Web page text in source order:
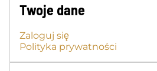
Twoje dane
Zaloguj się
Polityka prywatności